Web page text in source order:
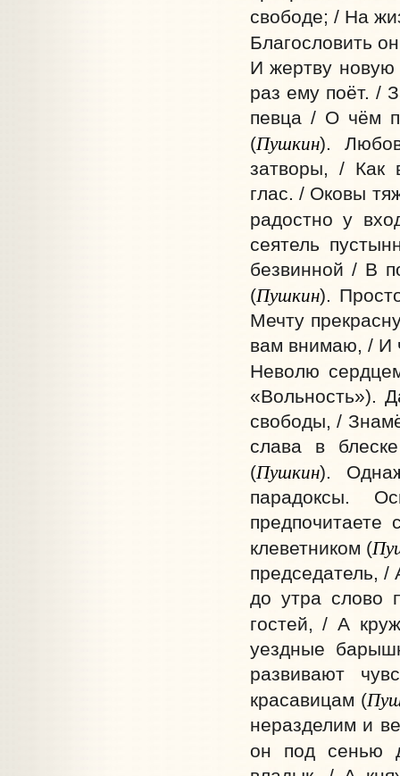
свободе; / На
Благословить
И жертву новую
раз ему поёт. /
певца / О чём
(Пушкин).
затворы, / Как
глас. / Оковы
радостно у
сеятель
безвинной / В
(Пушкин).
Мечту
вам внимаю, / И
Неволю
«Вольность»).
свободы, /
слава в
(Пушкин).
парадоксы.
клеветником (
председатель, /
до утра слово
гостей, / А
уездные
развивают
красавицам (
неразделим и
он под сенью